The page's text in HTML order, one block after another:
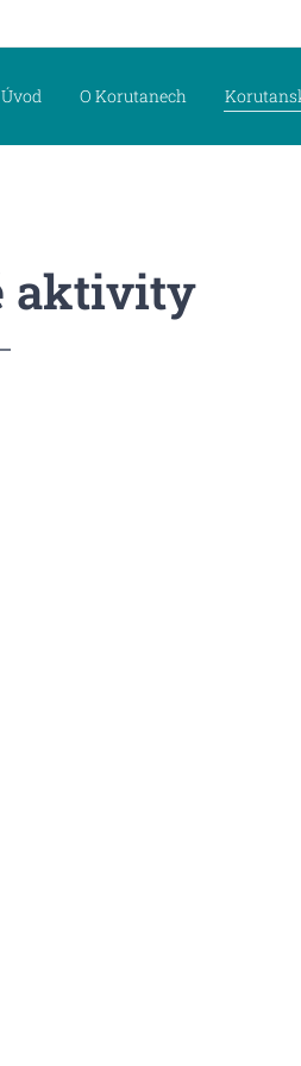
Úvod O Korutanech
aktivity